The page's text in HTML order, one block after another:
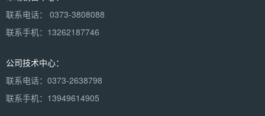
联系电话： 0373-3808088
联系手机：13262187746
公司技术中心：
联系电话：0373-2638798
联系手机：13949614905